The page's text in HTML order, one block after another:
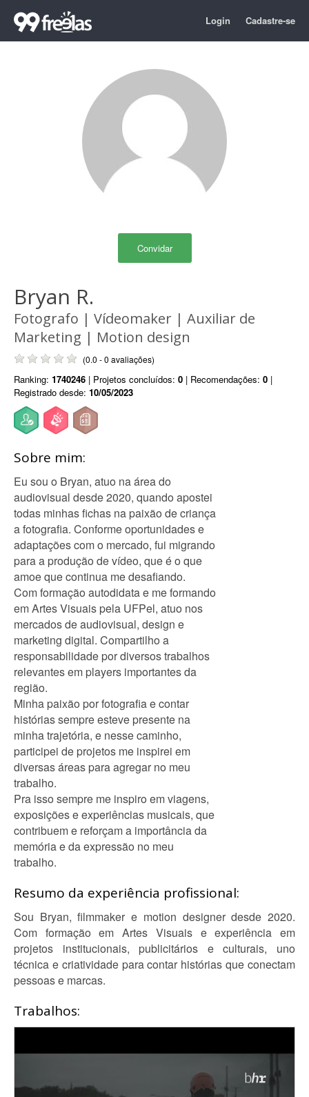
Login Cadastre-se
Convidar
Bryan R.
Fotografo | Vídeomaker | Auxiliar de
Marketing | Motion design
(0.0 - 0 avaliações)
Ranking: 1740246 | Projetos concluídos: 0 | Recomendações: 0 |
Registrado desde: 10/05/2023
Sobre mim:
Eu sou o Bryan, atuo na área do
audiovisual desde 2020, quando apostei
todas minhas fichas na paixão de criança
a fotografia. Conforme oportunidades e
adaptações com o mercado, fui migrando
para a produção de vídeo, que é o que
amoe que continua me desafiando.
Com formação autodidata e me formando
em Artes Visuais pela UFPel, atuo nos
mercados de audiovisual, design e
marketing digital. Compartilho a
responsabilidade por diversos trabalhos
relevantes em players importantes da
região.
Minha paixão por fotografia e contar
histórias sempre esteve presente na
minha trajetória, e nesse caminho,
participei de projetos me inspirei em
diversas áreas para agregar no meu
trabalho.
Pra isso sempre me inspiro em viagens,
exposições e experiências musicais, que
contribuem e reforçam a importância da
memória e da expressão no meu
trabalho.
Resumo da experiência profissional:
Sou Bryan, filmmaker e motion designer desde 2020.
Com formação em Artes Visuais e experiência em
projetos institucionais, publicitários e culturais, uno
técnica e criatividade para contar histórias que conectam
pessoas e marcas.
Trabalhos: